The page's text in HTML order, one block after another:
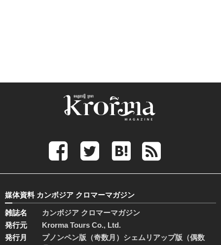
媒体資料 カンボジア クロマーマガジン
雑誌名
カンボジア クロマーマガジン
発行元
Krorma Tours Co., Ltd.
発行月
プノンペン版（奇数月）シェムリアップ版（偶数